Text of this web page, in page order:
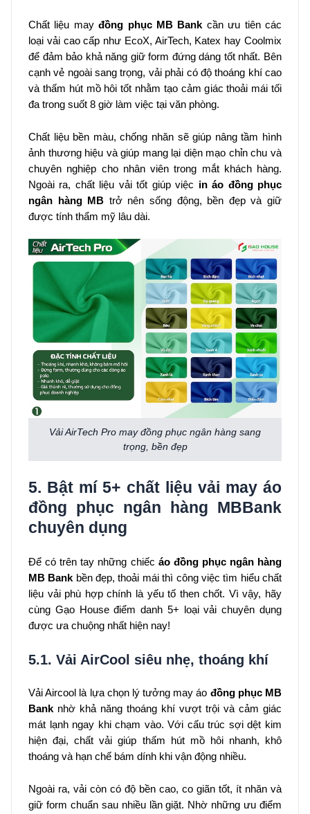
Chất liệu mayđồng phục MB Bankcần ưu tiên các
loại vải cao cấp như EcoX, AirTech, Katex hay Coolmix
để đảm bảo khả năng giữ form đứng dáng tốt nhất. Bên
cạnh vẻ ngoài sang trọng, vải phải có độ thoáng khí cao
và thấm hút mồ hôi tốt nhằm tạo cảm giác thoải mái tối
đa trong suốt 8 giờ làm việc tại văn phòng.
Chất liệu bền màu, chống nhăn sẽ giúp nâng tầm hình
ảnh thương hiệu và giúp mang lại diện mạo chỉn chu và
chuyên nghiệp cho nhân viên trong mắt khách hàng.
Ngoài ra, chất liệu vải tốt giúp việc in áo đồng phục
ngân hàng MB trở nên sống động, bền đẹp và giữ
được tính thẩm mỹ lâu dài.
Vải AirTech Pro may đồng phục ngân hàng sang
trọng, bền đẹp
5. Bật mí 5+ chất liệu vải may áo
đồng phục ngân hàng MBBank
chuyên dụng
Để có trên tay những chiếc áo đồng phục ngân hàng
MB Bank bền đẹp, thoải mái thì công việc tìm hiểu chất
liệu vải phù hợp chính là yếu tố then chốt. Vì vậy, hãy
cùng Gạo House điểm danh 5+ loại vải chuyên dụng
được ưa chuộng nhất hiện nay!
5.1. Vải AirCool siêu nhẹ, thoáng khí
Vải Aircool là lựa chọn lý tưởng may áo đồng phục MB
Bank nhờ khả năng thoáng khí vượt trội và cảm giác
mát lạnh ngay khi chạm vào. Với cấu trúc sợi dệt kim
hiện đại, chất vải giúp thấm hút mồ hôi nhanh, khô
thoáng và hạn chế bám dính khi vận động nhiều.
Ngoài ra, vải còn có độ bền cao, co giãn tốt, ít nhăn và
giữ form chuẩn sau nhiều lần giặt. Nhờ những ưu điểm